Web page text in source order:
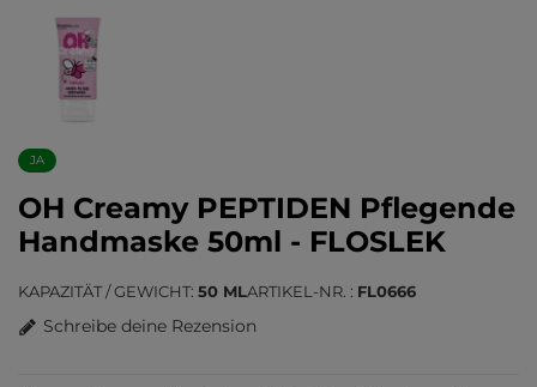
JA
OH Creamy PEPTIDEN Pflegende
Handmaske 50ml - FLOSLEK
KAPAZITÄT / GEWICHT 50 MLARTIKEL-NR. FL0666
Schreibe deine Rezension